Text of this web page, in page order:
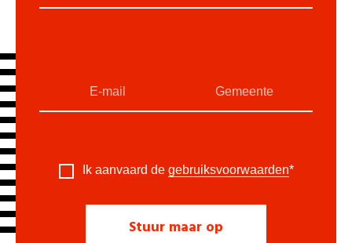
Ik aanvaard de gebruiksvoorwaarden*